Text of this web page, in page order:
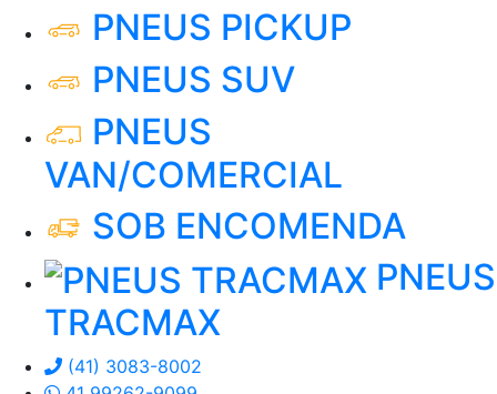
PNEUS PICKUP
PNEUS SUV
PNEUS
VAN/COMERCIAL
SOB ENCOMENDA
PNEUS
TRACMAX
(41) 3083-8002